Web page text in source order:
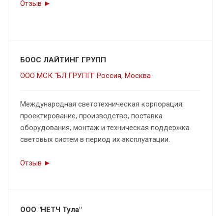
Отзыв ►
БООС ЛАЙТИНГ ГРУПП
ООО МСК "БЛ ГРУПП" Россия, Москва
Международная светотехническая корпорация:
проектирование, производство, поставка
оборудования, монтаж и техническая поддержка
световых систем в период их эксплуатации.
Отзыв ►
ООО "НЕТЧ Тула"